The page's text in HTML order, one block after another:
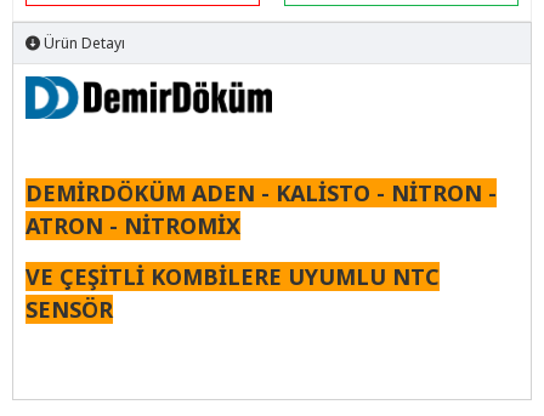
Ürün Detayı
DEMİRDÖKÜM ADEN - KALİSTO - NİTRON -
ATRON - NİTROMİX
VE ÇEŞİTLİ KOMBİLERE UYUMLU NTC
SENSÖR